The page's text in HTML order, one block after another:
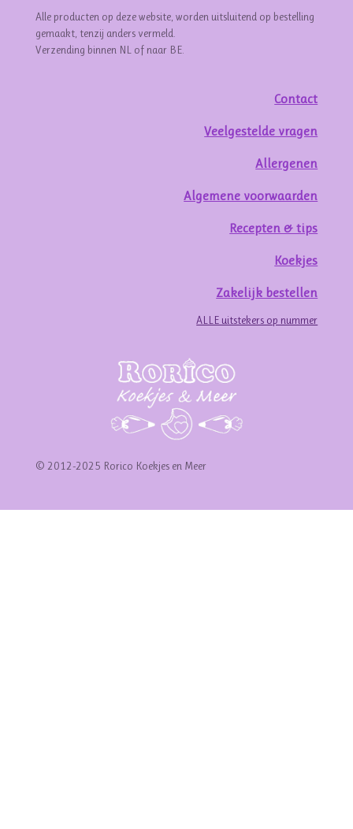
Alle producten op deze website, worden uitsluitend op bestelling
gemaakt, tenzij anders vermeld.
Verzending binnen NL of naar BE.
Contact
Veelgestelde vragen
Allergenen
Algemene voorwaarden
Recepten & tips
Koekjes
Zakelijk bestellen
ALLE uitstekers op nummer
© 2012-2025 Rorico Koekjes en Meer